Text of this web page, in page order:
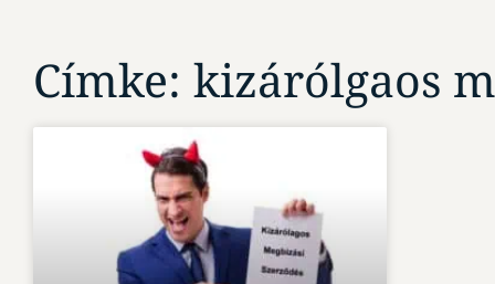
Címke: kizárólgaos